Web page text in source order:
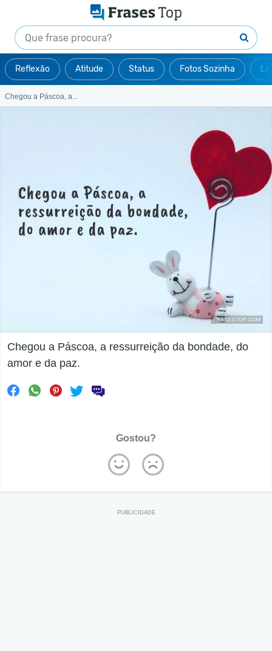
Reflexão Atitude Status Fotos Sozinha
Chegou a Páscoa, a...
Chegou a Páscoa, a ressurreição da bondade, do
amor e da paz.
Gostou?